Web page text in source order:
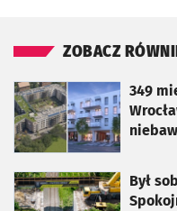
ZOBACZ
349
otworzy się w nowej
Był
otworzy się w nowej